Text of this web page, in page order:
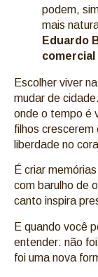
podem,
mais
Eduardo
Escolher viver
mudar de
onde o tempo é
filhos crescerem
liberdade no
É criar
com barulho de
canto inspira
E quando você
entender: não
foi uma nova